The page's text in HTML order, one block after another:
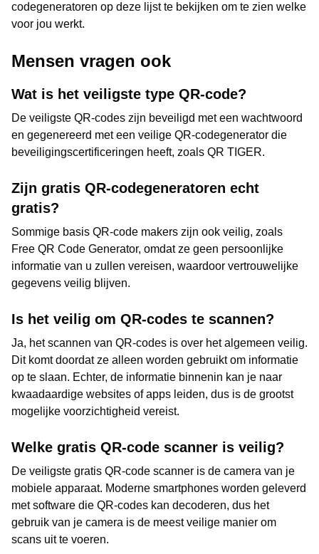
codegeneratoren op deze lijst te bekijken om te zien welke
voor jou werkt.
Mensen vragen ook
Wat is het veiligste type QR-code?
De veiligste QR-codes zijn beveiligd met een wachtwoord
en gegenereerd met een veilige QR-codegenerator die
beveiligingscertificeringen heeft, zoals QR TIGER.
Zijn gratis QR-codegeneratoren echt
gratis?
Sommige basis QR-code makers zijn ook veilig, zoals
Free QR Code Generator, omdat ze geen persoonlijke
informatie van u zullen vereisen, waardoor vertrouwelijke
gegevens veilig blijven.
Is het veilig om QR-codes te scannen?
Ja, het scannen van QR-codes is over het algemeen veilig.
Dit komt doordat ze alleen worden gebruikt om informatie
op te slaan. Echter, de informatie binnenin kan je naar
kwaadaardige websites of apps leiden, dus is de grootst
mogelijke voorzichtigheid vereist.
Welke gratis QR-code scanner is veilig?
De veiligste gratis QR-code scanner is de camera van je
mobiele apparaat. Moderne smartphones worden geleverd
met software die QR-codes kan decoderen, dus het
gebruik van je camera is de meest veilige manier om
scans uit te voeren.